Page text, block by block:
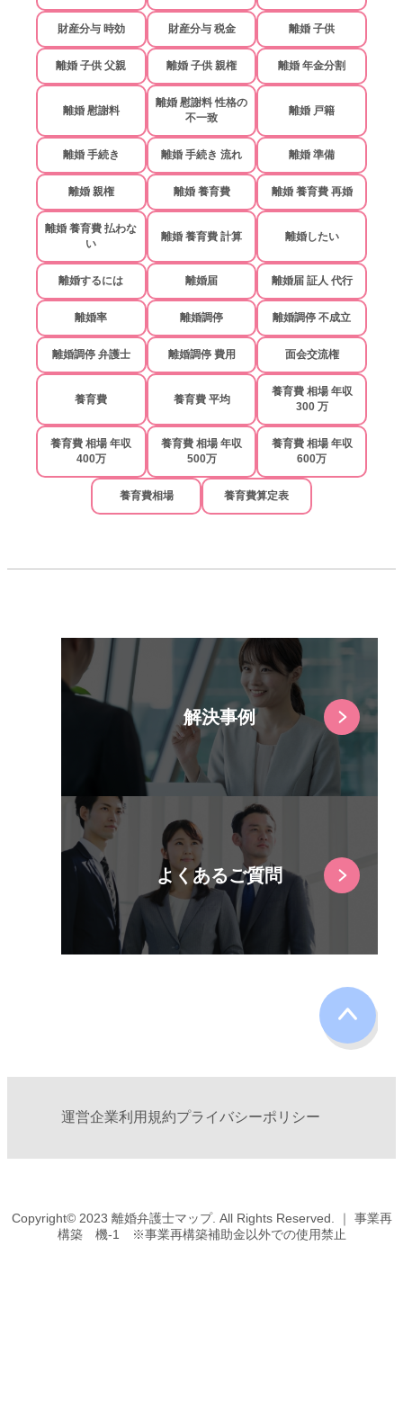
財産分与 時効 財産分与 税金 離婚 子供
離婚 子供 父親 離婚 子供 親権 離婚 年金分割
離婚 慰謝料
離婚 慰謝料 性格の
不一致
離婚 戸籍
離婚 手続き 離婚 手続き 流れ 離婚 準備
離婚 親権 離婚 養育費 離婚 養育費 再婚
離婚 養育費 払わな
い
離婚 養育費 計算 離婚したい
離婚するには 離婚届 離婚届 証人 代行
離婚率 離婚調停 離婚調停 不成立
離婚調停 弁護士 離婚調停 費用 面会交流権
養育費 養育費 平均
養育費 相場 年収
300 万
養育費 相場 年収
400万
養育費 相場 年収
500万
養育費 相場 年収
600万
養育費相場 養育費算定表
解決事例
よくあるご質問
運営企業利用規約プライバシーポリシー
Copyright© 2023 離婚弁護士マップ. All Rights Reserved. ｜ 事業再
構築 機-1 ※事業再構築補助金以外での使用禁止